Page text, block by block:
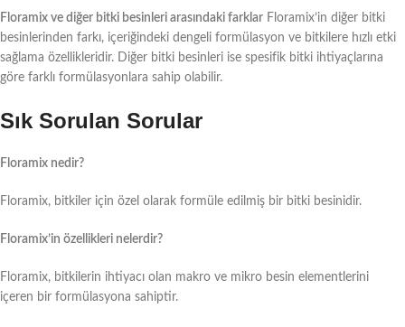
Floramix ve diğer bitki besinleri arasındaki farklar Floramix’in diğer bitki
besinlerinden farkı, içeriğindeki dengeli formülasyon ve bitkilere hızlı etki
sağlama özellikleridir. Diğer bitki besinleri ise spesifik bitki ihtiyaçlarına
göre farklı formülasyonlara sahip olabilir.
Sık Sorulan Sorular
Floramix nedir?
Floramix, bitkiler için özel olarak formüle edilmiş bir bitki besinidir.
Floramix’in özellikleri nelerdir?
Floramix, bitkilerin ihtiyacı olan makro ve mikro besin elementlerini
içeren bir formülasyona sahiptir.